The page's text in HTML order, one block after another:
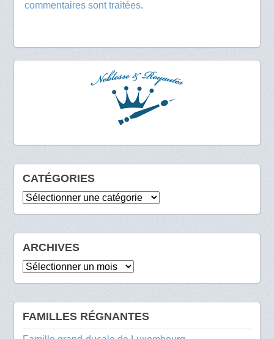
commentaires sont traitées.
CATÉGORIES
Catégories
ARCHIVES
Archives
FAMILLES RÉGNANTES